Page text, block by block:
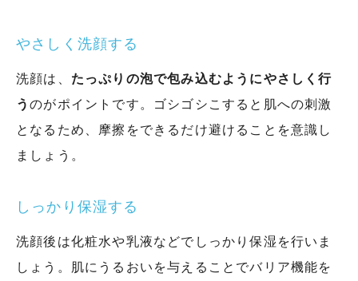
やさしく洗顔する
洗顔は、 たっぷりの泡で包み込むようにやさしく行
うのがポイントです。ゴシゴシこすると肌への刺激
となるため、摩擦をできるだけ避けることを意識し
ましょう。
しっかり保湿する
洗顔後は化粧水や乳液などでしっかり保湿を行いま
しょう。肌にうるおいを与えることでバリア機能を